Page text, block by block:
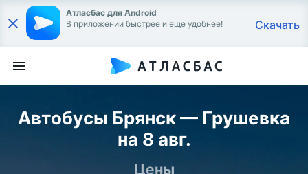
Атласбас для Android
В приложении быстрее и еще удобнее!
Скачать
Автобусы Брянск — Грушевка
на 8 авг.
Цены